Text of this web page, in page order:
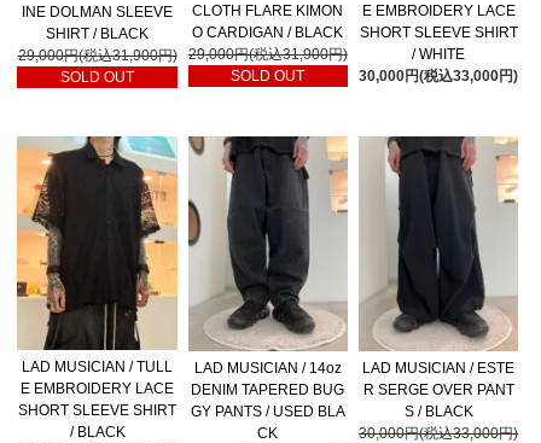
INE DOLMAN SLEEVE
SHIRT / BLACK
29,000円(税込31,900円)
SOLD OUT
CLOTH FLARE KIMON
O CARDIGAN / BLACK
29,000円(税込31,900円)
SOLD OUT
E EMBROIDERY LACE
SHORT SLEEVE SHIRT
/ WHITE
30,000円(税込33,000円)
LAD MUSICIAN / TULL
E EMBROIDERY LACE
SHORT SLEEVE SHIRT
/ BLACK
LAD MUSICIAN / 14oz
DENIM TAPERED BUG
GY PANTS / USED BLA
CK
LAD MUSICIAN / ESTE
R SERGE OVER PANT
S / BLACK
30,000円(税込33,000円)